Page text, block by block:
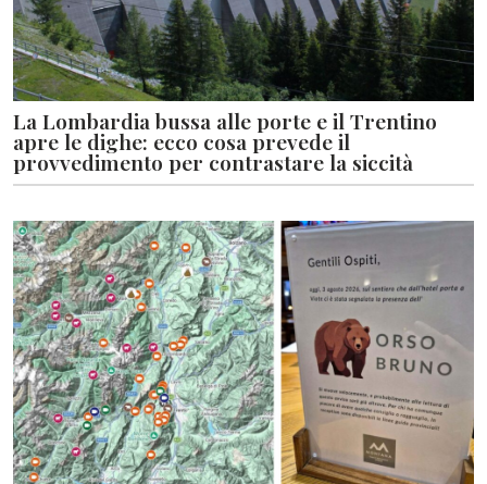
La Lombardia bussa alle porte e il Trentino
apre le dighe: ecco cosa prevede il
provvedimento per contrastare la siccità